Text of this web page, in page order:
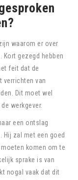
waarom er over
gezegd hebben
feit dat de
verrichten van
Dit moet wel
werkgever.
een ontslag
zal met een goed
komen om te
sprake is van
nogal vaak dat dit